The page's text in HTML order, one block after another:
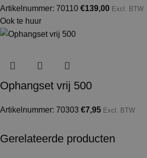
Artikelnummer: 70110 €139,00 Excl. BTW
Ook te huur
Ophangset vrij 500
Artikelnummer: 70303 €7,95 Excl. BTW
Gerelateerde producten